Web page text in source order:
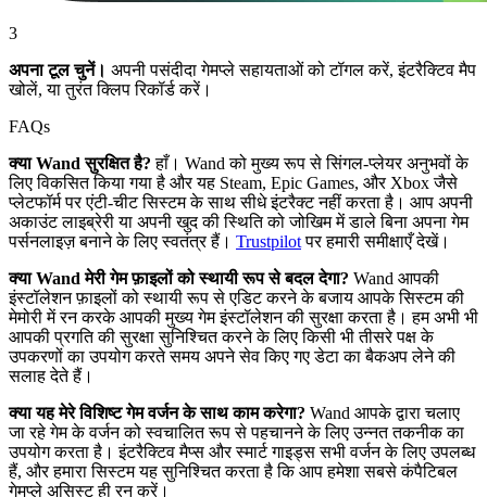
3
अपना टूल चुनें। अपनी पसंदीदा गेमप्ले सहायताओं को टॉगल करें, इंटरैक्टिव मैप
खोलें, या तुरंत क्लिप रिकॉर्ड करें।
FAQs
क्या Wand सुरक्षित है? हाँ। Wand को मुख्य रूप से सिंगल-प्लेयर अनुभवों के
लिए विकसित किया गया है और यह Steam, Epic Games, और Xbox जैसे
प्लेटफॉर्म पर एंटी-चीट सिस्टम के साथ सीधे इंटरैक्ट नहीं करता है। आप अपनी
अकाउंट लाइब्रेरी या अपनी खुद की स्थिति को जोखिम में डाले बिना अपना गेम
पर्सनलाइज़ बनाने के लिए स्वतंत्र हैं। Trustpilotपर हमारी समीक्षाएँ देखें।
क्या Wand मेरी गेम फ़ाइलों को स्थायी रूप से बदल देगा? Wand आपकी
इंस्टॉलेशन फ़ाइलों को स्थायी रूप से एडिट करने के बजाय आपके सिस्टम की
मेमोरी में रन करके आपकी मुख्य गेम इंस्टॉलेशन की सुरक्षा करता है। हम अभी भी
आपकी प्रगति की सुरक्षा सुनिश्चित करने के लिए किसी भी तीसरे पक्ष के
उपकरणों का उपयोग करते समय अपने सेव किए गए डेटा का बैकअप लेने की
सलाह देते हैं।
क्या यह मेरे विशिष्ट गेम वर्जन के साथ काम करेगा? Wand आपके द्वारा चलाए
जा रहे गेम के वर्जन को स्वचालित रूप से पहचानने के लिए उन्नत तकनीक का
उपयोग करता है। इंटरैक्टिव मैप्स और स्मार्ट गाइड्स सभी वर्जन के लिए उपलब्ध
हैं, और हमारा सिस्टम यह सुनिश्चित करता है कि आप हमेशा सबसे कंपैटिबल
गेमप्ले असिस्ट ही रन करें।